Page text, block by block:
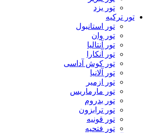
تور یزد
تور ترکیه
تور استانبول
تور وان
تور آنتالیا
تور آنکارا
تور کوش آداسی
تور آلانیا
تور ازمیر
تور مارماریس
تور بدروم
تور ترابزون
تور قونیه
تور فتحیه